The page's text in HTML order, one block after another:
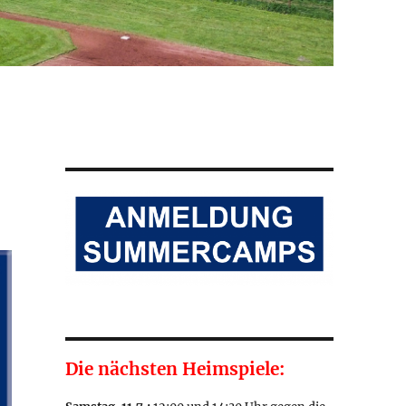
Die nächsten Heimspiele: